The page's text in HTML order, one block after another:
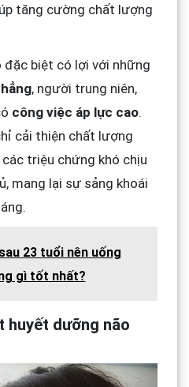
tăng cường chất lượng
biệt có lợi với những
, người trung niên,
công việc áp lực cao.
cải thiện chất lượng
triệu chứng khó chịu
mang lại sự sảng khoái
23 tuổi nên uống
gì tốt nhất?
huyết dưỡng não